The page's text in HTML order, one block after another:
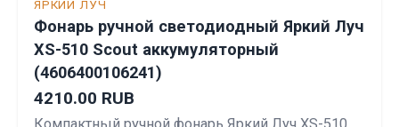
ЯРКИЙ ЛУЧ
Фонарь ручной светодиодный Яркий Луч
XS-510 Scout аккумуляторный
(4606400106241)
4210.00 RUB